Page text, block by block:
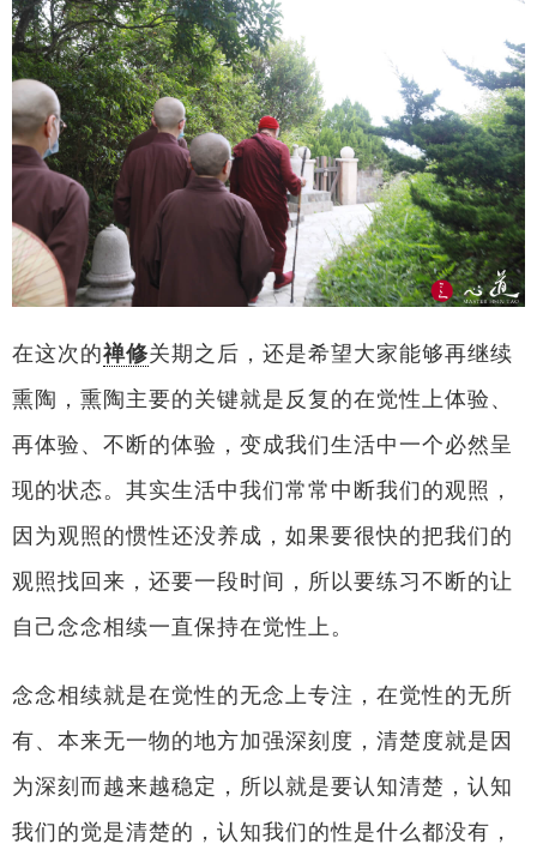
在这次的禅修关期之后，还是希望大家能够再继续
熏陶，熏陶主要的关键就是反复的在觉性上体验、
再体验、不断的体验，变成我们生活中一个必然呈
现的状态。其实生活中我们常常中断我们的观照，
因为观照的惯性还没养成，如果要很快的把我们的
观照找回来，还要一段时间，所以要练习不断的让
自己念念相续一直保持在觉性上。
念念相续就是在觉性的无念上专注，在觉性的无所
有、本来无一物的地方加强深刻度，清楚度就是因
为深刻而越来越稳定，所以就是要认知清楚，认知
我们的觉是清楚的，认知我们的性是什么都没有，